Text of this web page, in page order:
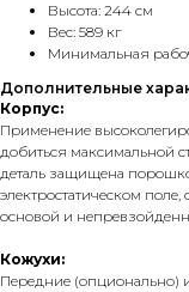
Высота: 244 см
Вес: 589 кг
Минимальная
Дополнительные
Корпус:
Применение
добиться максимальной
деталь защищена
электростатическом
основой и
Кожухи:
Передние (опционально)